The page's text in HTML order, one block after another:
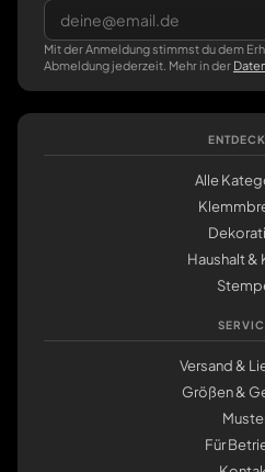
Mit der Anmeldung stimmst du dem
Abmeldung jederzeit. Mehr in der
Alle
Haushalt &
Versand &
Größen &
Für